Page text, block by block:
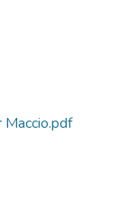
Maccio.pdf